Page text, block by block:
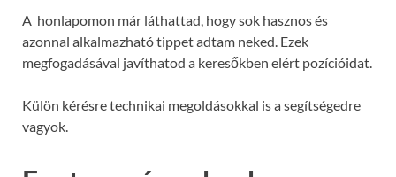
A honlapomon már láthattad, hogy sok hasznos és
azonnal alkalmazható tippet adtam neked. Ezek
megfogadásával javíthatod a keresőkben elért pozícióidat.
Külön kérésre technikai megoldásokkal is a segítségedre
vagyok.